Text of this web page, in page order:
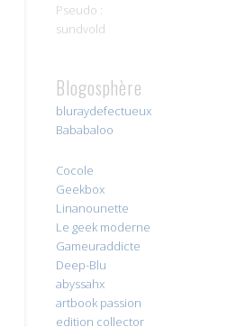
Pseudo :
sundvold
Blogosphère
bluraydefectueux
Bababaloo
Cocole
Geekbox
Linanounette
Le geek moderne
Gameuraddicte
Deep-Blu
abyssahx
artbook passion
edition collector